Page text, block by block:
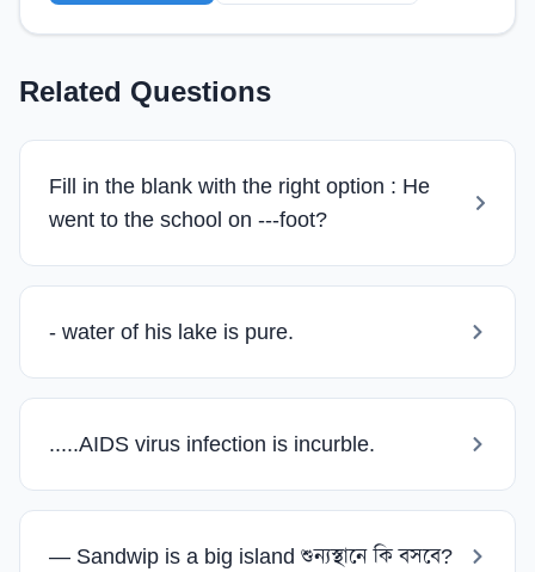
Related Questions
Fill in the blank with the right option : He
went to the school on ---foot?
- water of his lake is pure.
.....AIDS virus infection is incurble.
— Sandwip is a big island শুন্যস্থানে কি বসবে?